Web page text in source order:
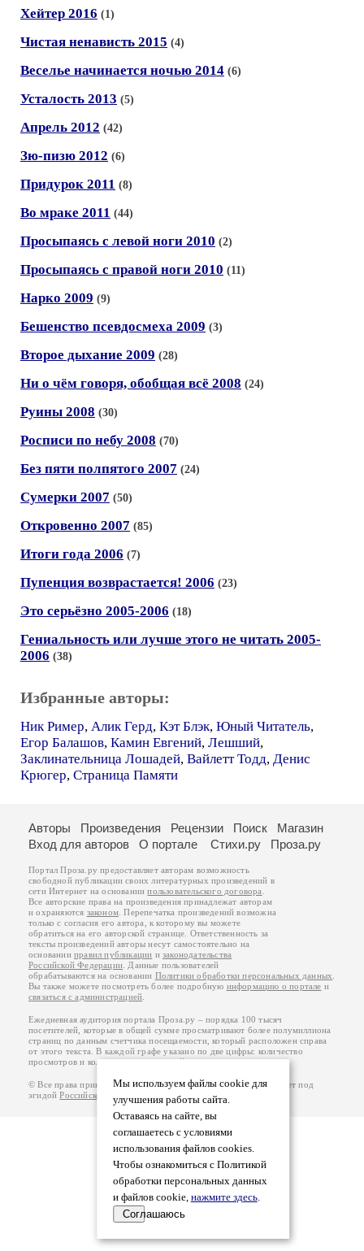
Хейтер 2016 (1)
Чистая ненависть 2015 (4)
Веселье начинается ночью 2014 (6)
Усталость 2013 (5)
Апрель 2012 (42)
Зю-пизю 2012 (6)
Придурок 2011 (8)
Во мраке 2011 (44)
Просыпаясь с левой ноги 2010 (2)
Просыпаясь с правой ноги 2010 (11)
Нарко 2009 (9)
Бешенство псевдосмеха 2009 (3)
Второе дыхание 2009 (28)
Ни о чём говоря, обобщая всё 2008 (24)
Руины 2008 (30)
Росписи по небу 2008 (70)
Без пяти полпятого 2007 (24)
Сумерки 2007 (50)
Откровенно 2007 (85)
Итоги года 2006 (7)
Пупенция возврастается! 2006 (23)
Это серьёзно 2005-2006 (18)
Гениальность или лучше этого не читать 2005-
2006 (38)
Избранные авторы:
Ник Ример, Алик Герд, Кэт Блэк, Юный Читатель,
Егор Балашов, Камин Евгений, Лешший,
Заклинательница Лошадей, Вайлетт Тодд, Денис
Крюгер, Страница Памяти
Мы используем файлы cookie для
улучшения работы сайта.
Оставаясь на сайте, вы
соглашаетесь с условиями
использования файлов cookies.
Чтобы ознакомиться с Политикой
обработки персональных данных
и файлов cookie, нажмите здесь.
Соглашаюсь
Авторы Произведения Рецензии Поиск
Магазин
Вход для авторов
О портале Стихи.ру Проза.ру
Портал Проза.ру предоставляет авторам возможность
свободной публикации своих литературных произведений в
сети Интернет на основаниипользовательского договора
Все авторские права на произведения принадлежат авторам
и охраняются законом . Перепечатка произведений возможна
только с согласия его автора, к которому вы можете
обратиться на его авторской странице. Ответственность за
тексты произведений авторы несут самостоятельно на
основанииправил публикации изаконодательства
Российской Федерации . Данные пользователей
обрабатываются на основании Политики обработки персональных данных
Вы также можете посмотреть более подробную информацию о портале и
связаться с администрацией
Ежедневная аудитория портала Проза.ру – порядка 100 тысяч
посетителей, которые в общей сумме просматривают более полумиллиона
страниц по данным счетчика посещаемости, который расположен справа
от этого текста. В каждой графе указано по две цифры: количество
просмотров и количество посетителей.
© Все права принадлежат авторам, 2000-2026. Портал работает под
эгидойРоссийского союза писателей.